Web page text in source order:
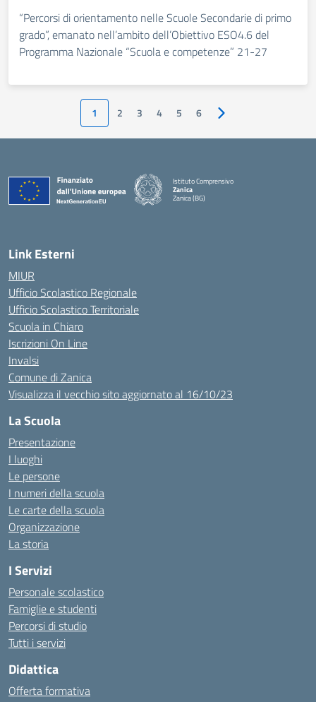
“Percorsi di orientamento nelle Scuole Secondarie di primo
grado”, emanato nell’ambito dell’Obiettivo ESO4.6 del
Programma Nazionale “Scuola e competenze” 21-27
1 2 3 4 5 6 Pagina successiva
Istituto Comprensivo
Zanica
Zanica (BG)
Link Esterni
MIUR
Ufficio Scolastico Regionale
Ufficio Scolastico Territoriale
Scuola in Chiaro
Iscrizioni On Line
Invalsi
Comune di Zanica
Visualizza il vecchio sito aggiornato al 16/10/23
La Scuola
Presentazione
I luoghi
Le persone
I numeri della scuola
Le carte della scuola
Organizzazione
La storia
I Servizi
Personale scolastico
Famiglie e studenti
Percorsi di studio
Tutti i servizi
Didattica
Offerta formativa